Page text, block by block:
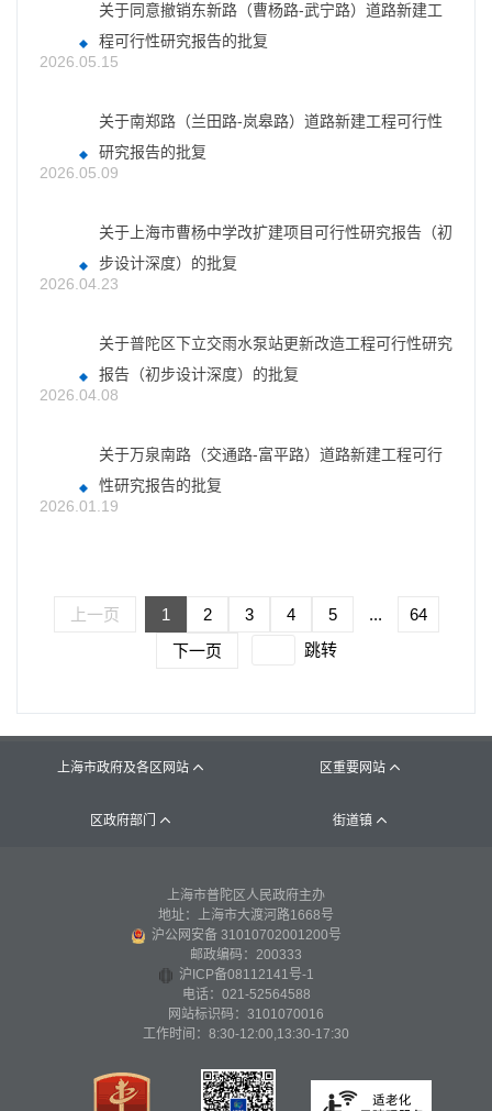
关于同意撤销东新路（曹杨路-武宁路）道路新建工
程可行性研究报告的批复
2026.05.15
关于南郑路（兰田路-岚皋路）道路新建工程可行性
研究报告的批复
2026.05.09
关于上海市曹杨中学改扩建项目可行性研究报告（初
步设计深度）的批复
2026.04.23
关于普陀区下立交雨水泵站更新改造工程可行性研究
报告（初步设计深度）的批复
2026.04.08
关于万泉南路（交通路-富平路）道路新建工程可行
性研究报告的批复
2026.01.19
上一页 1 2 3 4 5 ...
64
下一页
跳转
上海市政府及各区网站  区重要网站 
区政府部门  街道镇 
上海市普陀区人民政府主办
地址：上海市大渡河路1668号
沪公网安备 31010702001200号
邮政编码：200333
沪ICP备08112141号-1
电话：021-52564588
网站标识码：3101070016
工作时间：8:30-12:00,13:30-17:30